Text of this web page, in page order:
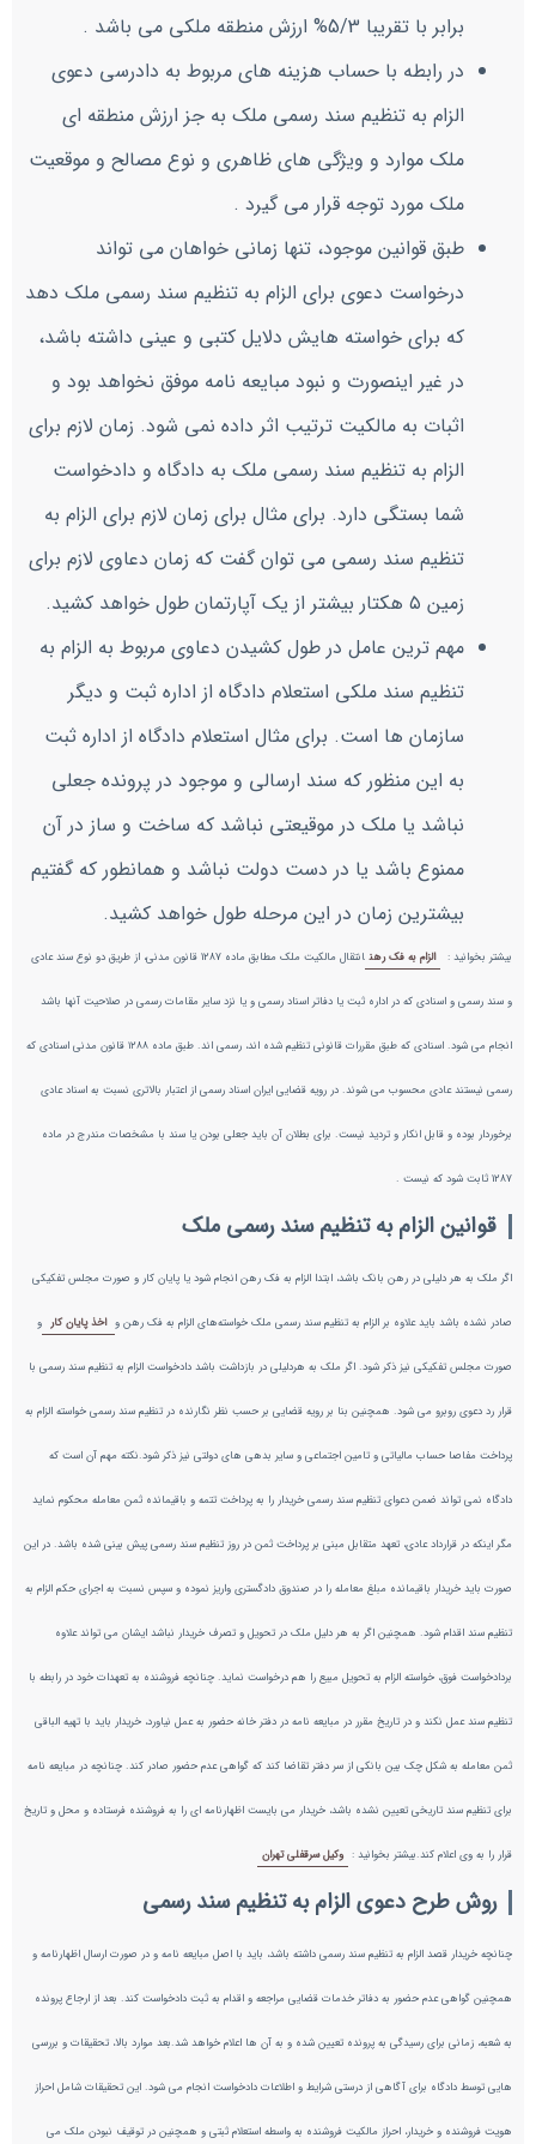
برابر با تقریبا 5/3% ارزش منطقه ملکی می باشد .
در رابطه با حساب هزینه های مربوط به دادرسی دعوی
الزام به تنظیم سند رسمی ملک به جز ارزش منطقه ای
ملک موارد و ویژگی های ظاهری و نوع مصالح و موقعیت
ملک مورد توجه قرار می گیرد .
طبق قوانین موجود، تنها زمانی خواهان می تواند
درخواست دعوی برای الزام به تنظیم سند رسمی ملک دهد
که برای خواسته هایش دلایل کتبی و عینی داشته باشد،
در غیر اینصورت و نبود مبایعه نامه موفق نخواهد بود و
اثبات به مالکیت ترتیب اثر داده نمی شود. زمان لازم برای
الزام به تنظیم سند رسمی ملک به دادگاه و دادخواست
شما بستگی دارد. برای مثال برای زمان لازم برای الزام به
تنظیم سند رسمی می توان گفت که زمان دعاوی لازم برای
زمین ۵ هکتار بیشتر از یک آپارتمان طول خواهد کشید.
مهم ترین عامل در طول کشیدن دعاوی مربوط به الزام به
تنظیم سند ملکی استعلام دادگاه از اداره ثبت و دیگر
سازمان ها است. برای مثال استعلام دادگاه از اداره ثبت
به این منظور که سند ارسالی و موجود در پرونده جعلی
نباشد یا ملک در موقیعتی نباشد که ساخت و ساز در آن
ممنوع باشد یا در دست دولت نباشد و همانطور که گفتیم
بیشترین زمان در این مرحله طول خواهد کشید.
بیشتر بخوانید : الزام به فک رهن انتقال مالکیت ملک مطابق ماده 1287 قانون مدنی، از طریق دو نوع سند عادی
و سند رسمی و اسنادی که در اداره ثبت یا دفاتر اسناد رسمی و یا نزد سایر مقامات رسمی در صلاحیت آنها باشد
انجام می شود. اسنادی که طبق مقررات قانونی تنظیم شده اند، رسمی اند. طبق ماده ۱۲۸۸ قانون مدنی اسنادی که
رسمی نیستند عادی محسوب می شوند. در رویه قضایی ایران اسناد رسمی از اعتبار بالاتری نسبت به اسناد عادی
برخوردار بوده و قابل انکار و تردید نیست. برای بطلان آن باید جعلی بودن یا سند با مشخصات مندرج در ماده
1287 ثابت شود که نیست .
قوانین الزام به تنظیم سند رسمی ملک
اگر ملک به هر دلیلی در رهن بانک باشد، ابتدا الزام به فک رهن انجام شود یا پایان کار و صورت مجلس تفکیکی
صادر نشده باشد باید علاوه بر الزام به تنظیم سند رسمی ملک خواسته‌های الزام به فک رهن و اخذ پایان کار و
صورت مجلس تفکیکی نیز ذکر شود. اگر ملک به هردلیلی در بازداشت باشد دادخواست الزام به تنظیم سند رسمی با
قرار رد دعوی روبرو می شود. همچنین بنا بر رویه قضایی بر حسب نظر نگارنده در تنظیم سند رسمی خواسته الزام به
پرداخت مفاصا حساب مالیاتی و تامین اجتماعی و سایر بدهی های دولتی نیز ذکر شود.نکته مهم آن است که
دادگاه نمی تواند ضمن دعوای تنظیم سند رسمی خریدار را به پرداخت تتمه و باقیمانده ثمن معامله محکوم نماید
مگر اینکه در قرارداد عادی، تعهد متقابل مبنی بر پرداخت ثمن در روز تنظیم سند رسمی پیش‌ بینی شده باشد. در این
صورت باید خریدار باقیمانده مبلغ معامله را در صندوق دادگستری واریز نموده و سپس نسبت به اجرای حکم الزام به
تنظیم سند اقدام شود. همچنین اگر به هر دلیل ملک در تحویل و تصرف خریدار نباشد ایشان می تواند علاوه
بردادخواست فوق، خواسته الزام به تحویل مبیع را هم درخواست نماید. چنانچه فروشنده به تعهدات خود در رابطه با
تنظیم سند عمل نکند و در تاریخ مقرر در مبایعه نامه در دفتر خانه حضور به عمل نیاورد، خریدار باید با تهیه الباقی
ثمن معامله به شکل چک بین بانکی از سر دفتر تقاضا کند که گواهی عدم حضور صادر کند. چنانچه در مبایعه نامه
برای تنظیم سند تاریخی تعیین نشده باشد، خریدار می بایست اظهارنامه ای را به فروشنده فرستاده و محل و تاریخ
قرار را به وی اعلام کند.بیشتر بخوانید : وکیل سرقفلی تهران
روش طرح دعوی الزام به تنظیم سند رسمی
چنانچه خریدار قصد الزام به تنظیم سند رسمی داشته باشد، باید با اصل مبایعه نامه و در صورت ارسال اظهارنامه و
همچنین گواهی عدم حضور به دفاتر خدمات قضایی مراجعه و اقدام به ثبت دادخواست کند. بعد از ارجاع پرونده
به شعبه، زمانی برای رسیدگی به پرونده تعیین شده و به آن ها اعلام خواهد شد.بعد موارد بالا، تحقیقات و بررسی
هایی توسط دادگاه برای آگاهی از درستی شرایط و اطلاعات دادخواست انجام می شود. این تحقیقات شامل احراز
هویت فروشنده و خریدار، احراز مالکیت فروشنده به واسطه استعلام ثبتی و همچنین در توقیف نبودن ملک می